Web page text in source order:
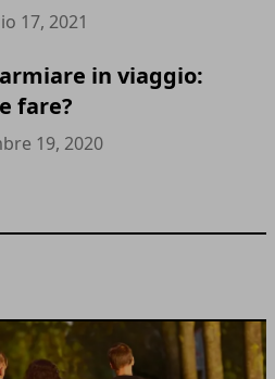
17, 2021
in viaggio:
fare?
19, 2020